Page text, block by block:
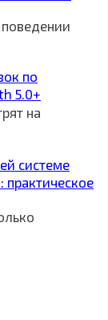
по
5.0+
на
системе